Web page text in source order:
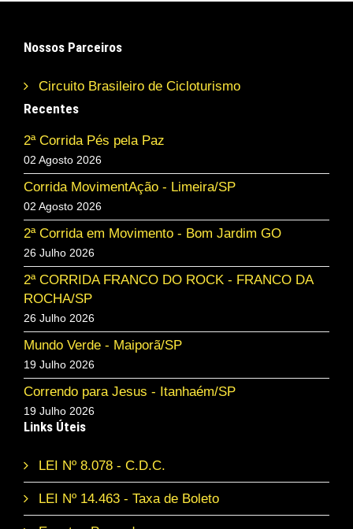
Nossos Parceiros
Circuito Brasileiro de Cicloturismo
Recentes
2ª Corrida Pés pela Paz
02 Agosto 2026
Corrida MovimentAção - Limeira/SP
02 Agosto 2026
2ª Corrida em Movimento - Bom Jardim GO
26 Julho 2026
2ª CORRIDA FRANCO DO ROCK - FRANCO DA
ROCHA/SP
26 Julho 2026
Mundo Verde - Maiporã/SP
19 Julho 2026
Correndo para Jesus - Itanhaém/SP
19 Julho 2026
Links Úteis
LEI Nº 8.078 - C.D.C.
LEI Nº 14.463 - Taxa de Boleto